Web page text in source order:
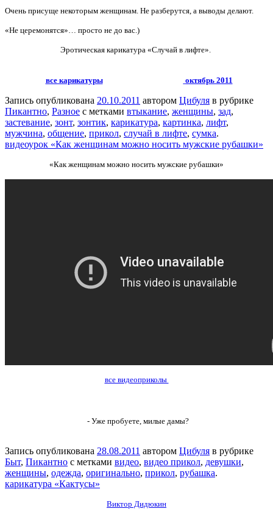
Очень присуще некоторым женщинам. Не разберутся, а выводы делают.
«Не церемонятся»… просто не до вас.)
Эротическая карикатура «Случай в лифте».
все карикатуры октябрь 2011
Запись опубликована 20.10.2011 автором Цибуля в рубрике
Пикантно, Разное с метками втыкание, женщины, зад,
застевание, зонт, зонтик, карикатура, картинка, лифт,
мужчина, общение, прикол, случай в лифте, сумка.
видеоурок «Как женщинам можно носить мужские рубашки»
«Как женщинам можно носить мужские рубашки»
все видеоприколы
- Уже пробуете, милые дамы?
Запись опубликована 28.08.2011 автором Цибуля в рубрике
Быт, Пикантно с метками видео, видео прикол, девушки,
женщины, одежда, оригинально, прикол, рубашка.
карикатура «Кактусы»
Виктор Дидюкин